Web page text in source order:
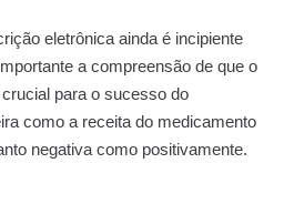
eletrônica ainda é incipiente
a compreensão de que o
para o sucesso do
como a receita do medicamento
negativa como positivamente.